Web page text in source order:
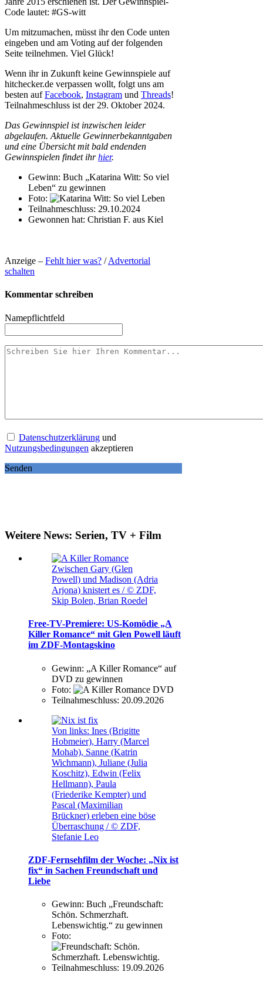
Code lautet: #GS-witt
Um mitzumachen, müsst ihr den Code unten
eingeben und am Voting auf der folgenden
Seite teilnehmen. Viel Glück!
Wenn ihr in Zukunft keine Gewinnspiele auf
hitchecker.de verpassen wollt, folgt uns am
besten aufFacebook, Instagram und Threads!
Teilnahmeschluss ist der 29. Oktober 2024.
Das Gewinnspiel ist inzwischen leider
abgelaufen. Aktuelle Gewinnerbekanntgaben
und eine Übersicht mit bald endenden
Gewinnspielen findet ihrhier.
Gewinn: Buch „Katarina Witt: So viel
Leben“ zu gewinnen
Foto:
Teilnahmeschluss: 29.10.2024
Gewonnen hat: Christian F. aus Kiel
Anzeige – Fehlt hier was? /Advertorial
schalten
Kommentar schreiben
Namepflichtfeld
Datenschutzerklärung und
Nutzungsbedingungen akzeptieren
Senden
Weitere News: Serien, TV + Film
Zwischen Gary (Glen
Powell) und Madison (Adria
Arjona) knistert es / © ZDF,
Skip Bolen, Brian Roedel
Free-TV-Premiere: US-Komödie „A
Killer Romance“ mit Glen Powell läuft
im ZDF-Montagskino
Gewinn: „A Killer Romance“ auf
DVD zu gewinnen
Foto:
Teilnahmeschluss: 20.09.2026
Von links: Ines (Brigitte
Hobmeier), Harry (Marcel
Mohab), Sanne (Katrin
Wichmann), Juliane (Julia
Koschitz), Edwin (Felix
Hellmann), Paula
(Friederike Kempter) und
Pascal (Maximilian
Brückner) erleben eine böse
Überraschung / © ZDF,
Stefanie Leo
ZDF-Fernsehfilm der Woche: „Nix ist
fix“ in Sachen Freundschaft und
Liebe
Gewinn: Buch „Freundschaft:
Schön. Schmerzhaft.
Lebenswichtig.“ zu gewinnen
Foto:
Teilnahmeschluss: 19.09.2026